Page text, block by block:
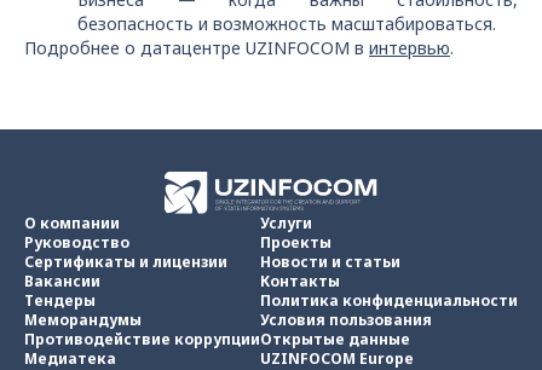
безопасность и возможность масштабироваться.
Подробнее о датацентре UZINFOCOM в интервью.
О компании
Руководство
Сертификаты и лицензии
Вакансии
Тендеры
Меморандумы
Противодействие коррупции
Медиатека
Услуги
Проекты
Новости и статьи
Контакты
Политика конфиденциальности
Условия пользования
Открытые данные
UZINFOCOM Europe